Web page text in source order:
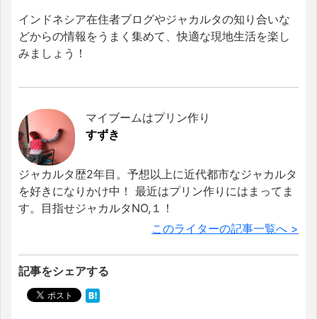
インドネシア在住者ブログやジャカルタの知り合いな
どからの情報をうまく集めて、快適な現地生活を楽し
みましょう！
マイブームはプリン作り
すずき
ジャカルタ歴2年目。予想以上に近代都市なジャカルタ
を好きになりかけ中！ 最近はプリン作りにはまってま
す。目指せジャカルタNO,１！
このライターの記事一覧へ >
記事をシェアする